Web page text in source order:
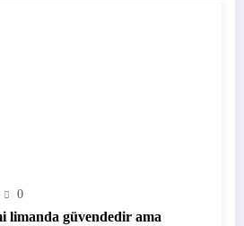
0
limanda güvendedir ama